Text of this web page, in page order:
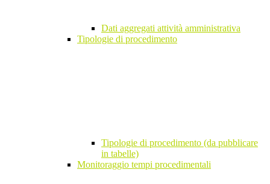
Dati aggregati attività amministrativa
Tipologie di procedimento
Tipologie di procedimento (da pubblicare
in tabelle)
Monitoraggio tempi procedimentali